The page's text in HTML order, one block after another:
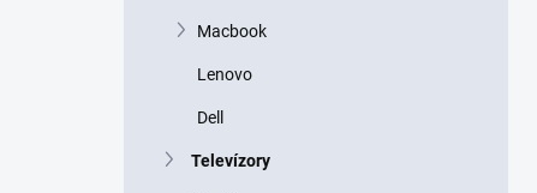
Macbook
Lenovo
Dell
Televízory